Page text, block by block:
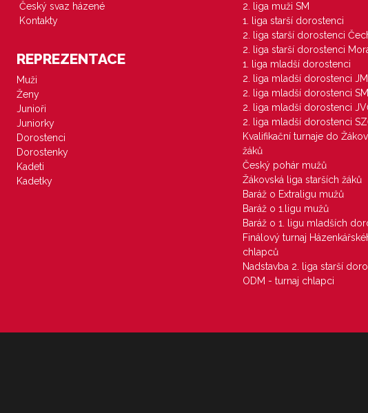
Český svaz házené
Kontakty
REPREZENTACE
Muži
Ženy
Junioři
Juniorky
Dorostenci
Dorostenky
Kadeti
Kadetky
2. liga muži SM
1. liga starší dorostenci
2. liga starší dorostenci
2. liga starší dorostenci
1. liga mladší dorostenci
2. liga mladší dorostenci JM
2. liga mladší dorostenci SM
2. liga mladší dorostenci
2. liga mladší dorostenci
Kvalifikační turnaje do
žáků
Český pohár mužů
Žákovská liga starších žáků
Baráž o Extraligu mužů
Baráž o 1.ligu mužů
Baráž o 1. ligu mladších
Finálový turnaj
chlapců
Nadstavba 2. liga starší
ODM - turnaj chlapci